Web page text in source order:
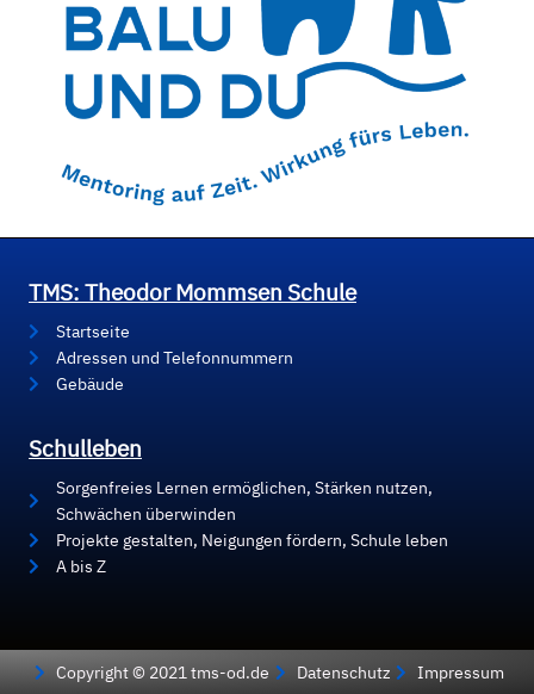
TMS: Theodor Mommsen Schule
Startseite
Adressen und Telefonnummern
Gebäude
Schulleben
Sorgenfreies Lernen ermöglichen, Stärken nutzen,
Schwächen überwinden
Projekte gestalten, Neigungen fördern, Schule leben
A bis Z
Copyright © 2021 tms-od.de Datenschutz Impressum